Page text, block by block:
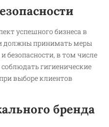
успешного бизнеса в
должны принимать меры
безопасности, в том числе
гигиенические
выборе клиентов
бренда